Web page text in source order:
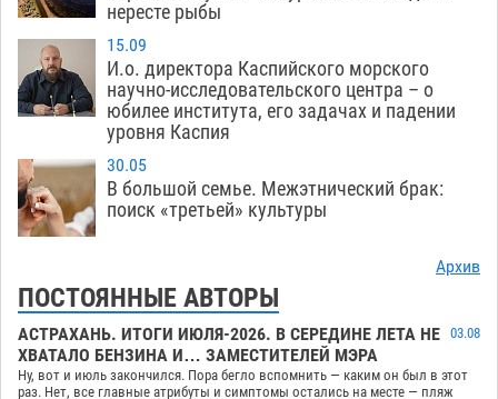
нересте рыбы
15.09
И.о. директора Каспийского морского
научно-исследовательского центра – о
юбилее института, его задачах и падении
уровня Каспия
30.05
В большой семье. Межэтнический брак:
поиск «третьей» культуры
Архив
ПОСТОЯННЫЕ АВТОРЫ
АСТРАХАНЬ. ИТОГИ ИЮЛЯ-2026. В СЕРЕДИНЕ ЛЕТА НЕ
ХВАТАЛО БЕНЗИНА И… ЗАМЕСТИТЕЛЕЙ МЭРА
03.08
Ну, вот и июль закончился. Пора бегло вспомнить — каким он был в этот
раз. Нет, все главные атрибуты и симптомы остались на месте — пляж